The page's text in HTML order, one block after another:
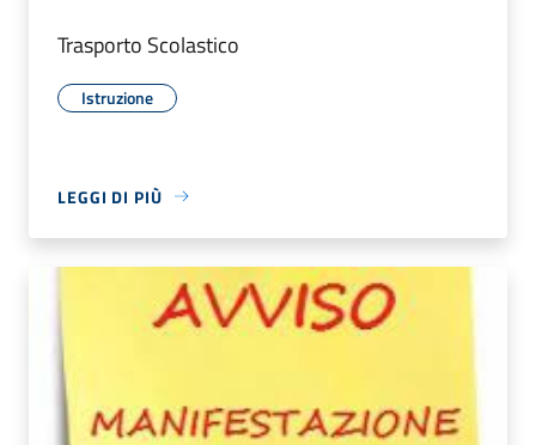
Trasporto Scolastico
Istruzione
LEGGI DI PIÙ